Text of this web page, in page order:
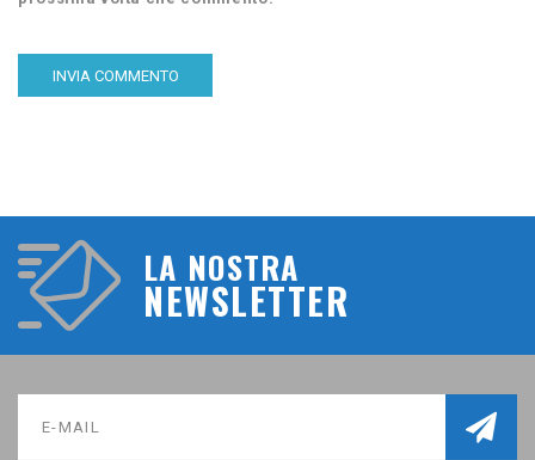
LA NOSTRA
NEWSLETTER